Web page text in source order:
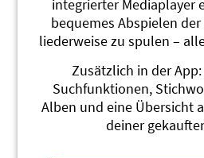
Andrew Bond
Musizin
#Alpentiere #Berge
Goldi-Song
Mättu & Schnuder
Muschterching
#Wandern #Berge
integrierter Mediaplayer
bequemes Abspielen
liederweise zu spulen –
Zusätzlich in der
Suchfunktionen,
Alben und eine Übersicht
deiner